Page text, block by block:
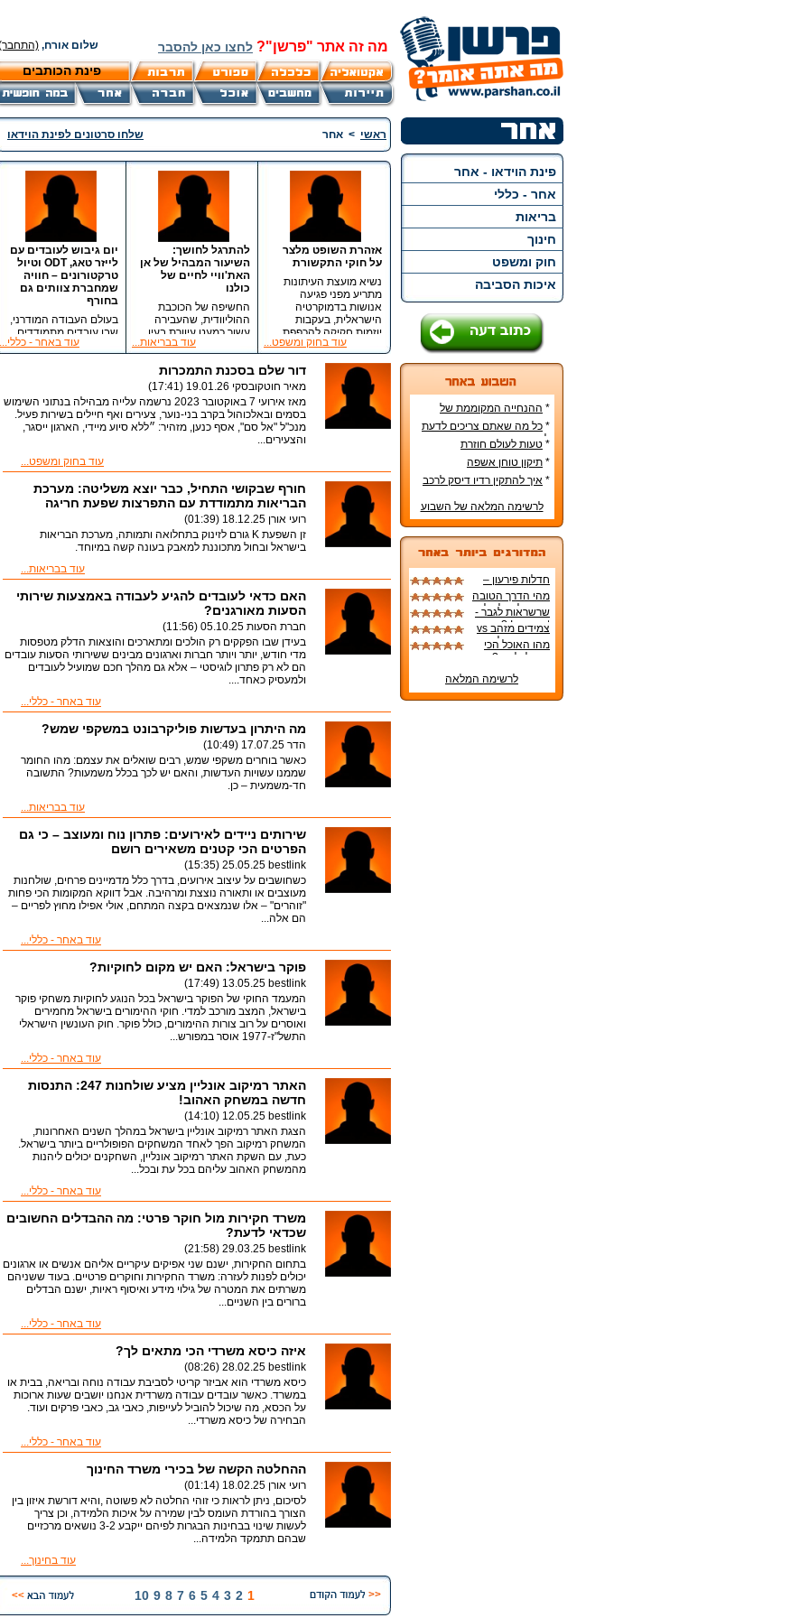
מה זה אתר "פרשן"? לחצו כאן להסבר שלום אורח,
פינת הכותבים
פינת הוידאו - אחר
אחר - כללי
בריאות
חינוך
חוק ומשפט
איכות הסביבה
* ההנחייה המקוממת של
משרד החינוך
* כל מה שאתם צריכים לדעת
לפני קניית מטבח חדש
* טעות לעולם חוזרת
* תיקון טוחן אשפה
* איך להתקין רדיו דיסק לרכב
לרשימה המלאה של השבוע
חדלות פירעון –
החוק החדש
בישראל
מהי הדרך הטובה
ביותר להקל על
תסמיני טחורים?
שרשראות לגבר -
In or out ?
צמידים מזהב vs
צמידים רגילים
מהו האוכל הכי
טוב לכלבים?
לרשימה המלאה
ראשי > אחר שלחו סרטונים לפינת הוידאו
אזהרת השופט מלצר
על חוקי התקשורת
נשיא מועצת העיתונות
מתריע מפני פגיעה
אנושות בדמוקרטיה
הישראלית, בעקבות
יוזמות חקיקה להכפפת
תקציבי השידור הציבורי
לממשלה והגברת
השליטה הפוליטית
בתכנים
להתרגל לחושך:
השיעור המבהיל של אן
האת'וויי לחיים של
כולנו
החשיפה של הכוכבת
ההוליוודית, שהעבירה
עשור כמעט עיוורת בעין
אחת בגלל קטרקט, היא
לא סתם עוד רכילות
רפואית. היא משל מדויק
על היכולת המבהילה
שלנו לנרמל קשיים,
להסתגל לטשטוש ולשחוק
את מערכת העצבים ,רק
כדי לייצר פסאדה של
יום גיבוש לעובדים עם
לייזר טאג, ODT וטיול
טרקטורונים – חוויה
שמחברת צוותים גם
בחורף
בעולם העבודה המודרני,
שבו עובדים מתמודדים
עם עומסים, משימות
ולחצים יומיומיים, יום
ואנושי חשוב. יום גיבוש
נכון מחזק את תחושת
השייכות, משפר תקשורת
עוד בחוק ומשפט... עוד בבריאות... עוד באחר - כללי...
דור שלם בסכנת התמכרות
מאיר חוטקובסקי 19.01.26 (17:41)
מאז אירועי 7 באוקטובר 2023 נרשמה עלייה מבהילה בנתוני השימוש
בסמים ובאלכוהול בקרב בני-נוער, צעירים ואף חיילים בשירות פעיל.
מנכ"ל "אל סם", אסף כנען, מזהיר: ״ללא סיוע מיידי, הארגון ייסגר,
והצעירים...
עוד בחוק ומשפט...
חורף שבקושי התחיל, כבר יוצא משליטה: מערכת
הבריאות מתמודדת עם התפרצות שפעת חריגה
רועי אורן 18.12.25 (01:39)
זן השפעת K גורם לזינוק בתחלואה ותמותה, מערכת הבריאות
בישראל ובחול מתכוננת למאבק בעונה קשה במיוחד.
עוד בבריאות...
האם כדאי לעובדים להגיע לעבודה באמצעות שירותי
הסעות מאורגנים?
חברת הסעות 05.10.25 (11:56)
בעידן שבו הפקקים רק הולכים ומתארכים והוצאות הדלק מטפסות
מדי חודש, יותר ויותר חברות וארגונים מבינים ששירותי הסעות עובדים
הם לא רק פתרון לוגיסטי – אלא גם מהלך חכם שמועיל לעובדים
ולמעסיק כאחד....
עוד באחר - כללי...
מה היתרון בעדשות פוליקרבונט במשקפי שמש?
הדר 17.07.25 (10:49)
כאשר בוחרים משקפי שמש, רבים שואלים את עצמם: מהו החומר
שממנו עשויות העדשות, והאם יש לכך בכלל משמעות? התשובה
חד-משמעית – כן.
עוד בבריאות...
שירותים ניידים לאירועים: פתרון נוח ומעוצב – כי גם
הפרטים הכי קטנים משאירים רושם
bestlink
25.05.25 (15:35)
כשחושבים על עיצוב אירועים, בדרך כלל מדמיינים פרחים, שולחנות
מעוצבים או ותאורה נוצצת ומרהיבה. אבל דווקא המקומות הכי פחות
"זוהרים" – אלו שנמצאים בקצה המתחם, אולי אפילו מחוץ לפריים –
הם אלה...
עוד באחר - כללי...
פוקר בישראל: האם יש מקום לחוקיות?
bestlink
13.05.25 (17:49)
המעמד החוקי של הפוקר בישראל בכל הנוגע לחוקיות משחקי פוקר
בישראל, המצב מורכב למדי. חוקי ההימורים בישראל מחמירים
ואוסרים על רוב צורות ההימורים, כולל פוקר. חוק העונשין הישראלי
התשל"ז-1977 אוסר במפורש...
עוד באחר - כללי...
האתר רמיקוב אונליין מציע שולחנות 247: התנסות
חדשה במשחק האהוב!
bestlink
12.05.25 (14:10)
הצגת האתר רמיקוב אונליין בישראל במהלך השנים האחרונות,
המשחק רמיקוב הפך לאחד המשחקים הפופולריים ביותר בישראל.
כעת, עם השקת האתר רמיקוב אונליין, השחקנים יכולים ליהנות
מהמשחק האהוב עליהם בכל עת ובכל...
עוד באחר - כללי...
משרד חקירות מול חוקר פרטי: מה ההבדלים החשובים
שכדאי לדעת?
bestlink
29.03.25 (21:58)
בתחום החקירות, ישנם שני אפיקים עיקריים אליהם אנשים או ארגונים
יכולים לפנות לעזרה: משרד החקירות וחוקרים פרטיים. בעוד ששניהם
משרתים את המטרה של גילוי מידע ואיסוף ראיות, ישנם הבדלים
ברורים בין השניים...
עוד באחר - כללי...
איזה כיסא משרדי הכי מתאים לך?
bestlink
28.02.25 (08:26)
כיסא משרדי הוא אביזר קריטי לסביבת עבודה נוחה ובריאה, בבית או
במשרד. כאשר עובדים עבודה משרדית אנחנו יושבים שעות ארוכות
על הכסא, מה שיכול להוביל לעייפות, כאבי גב, כאבי פרקים ועוד.
הבחירה של כיסא משרדי...
עוד באחר - כללי...
ההחלטה הקשה של בכירי משרד החינוך
רועי אורן 18.02.25 (01:14)
לסיכום, ניתן לראות כי זוהי החלטה לא פשוטה ,והיא דורשת איזון בין
הצורך בהורדת העומס לבין שמירה על איכות הלמידה, וכן צריך
לעשות שינוי בבחינות הבגרות לפיהם ייקבע 3-2 נושאים מרכזיים
שבהם תתמקד הלמידה...
עוד בחינוך...
1
2
3
4
5
6
7
8
9
10